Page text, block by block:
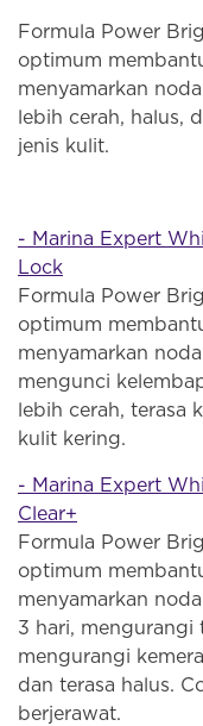
Formula Power
optimum
menyamarkan
lebih cerah, halus,
jenis kulit.
- Marina Expert
Lock
Formula Power
optimum
menyamarkan
mengunci
lebih cerah, terasa
kulit kering.
- Marina Expert
Clear+
Formula Power
optimum
menyamarkan
3 hari, mengurangi
mengurangi
dan terasa halus.
berjerawat.